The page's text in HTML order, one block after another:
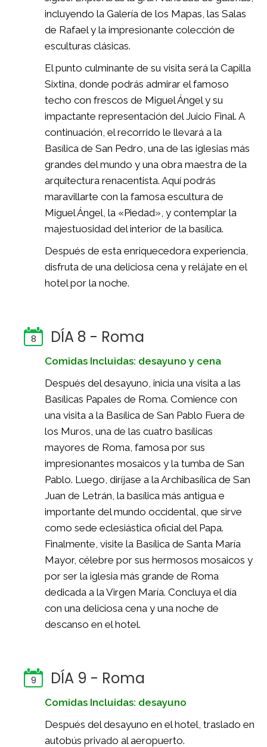
incluyendo la Galería de los Mapas, las Salas
de Rafael y la impresionante colección de
esculturas clásicas.
El punto culminante de su visita será la Capilla
Sixtina, donde podrás admirar el famoso
techo con frescos de Miguel Ángel y su
impactante representación del Juicio Final. A
continuación, el recorrido le llevará a la
Basílica de San Pedro, una de las iglesias más
grandes del mundo y una obra maestra de la
arquitectura renacentista. Aquí podrás
maravillarte con la famosa escultura de
Miguel Ángel, la «Piedad», y contemplar la
majestuosidad del interior de la basílica.
Después de esta enriquecedora experiencia,
disfruta de una deliciosa cena y relájate en el
hotel por la noche.
8 DÍA 8 - Roma
Comidas Incluidas: desayuno y cena
Después del desayuno, inicia una visita a las
Basílicas Papales de Roma. Comience con
una visita a la Basílica de San Pablo Fuera de
los Muros, una de las cuatro basílicas
mayores de Roma, famosa por sus
impresionantes mosaicos y la tumba de San
Pablo. Luego, diríjase a la Archibasílica de San
Juan de Letrán, la basílica más antigua e
importante del mundo occidental, que sirve
como sede eclesiástica oficial del Papa.
Finalmente, visite la Basílica de Santa María
Mayor, célebre por sus hermosos mosaicos y
por ser la iglesia más grande de Roma
dedicada a la Virgen María. Concluya el día
con una deliciosa cena y una noche de
descanso en el hotel.
9 DÍA 9 - Roma
Comidas Incluidas: desayuno
Después del desayuno en el hotel, traslado en
autobús privado al aeropuerto.